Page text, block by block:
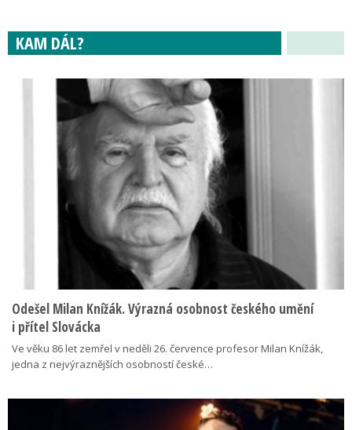
KAM DÁL?
Odešel Milan Knížák. Výrazná osobnost českého umění
i přítel Slovácka
Ve věku 86 let zemřel v neděli 26. července profesor Milan Knížák,
jedna z nejvýraznějších osobností české…